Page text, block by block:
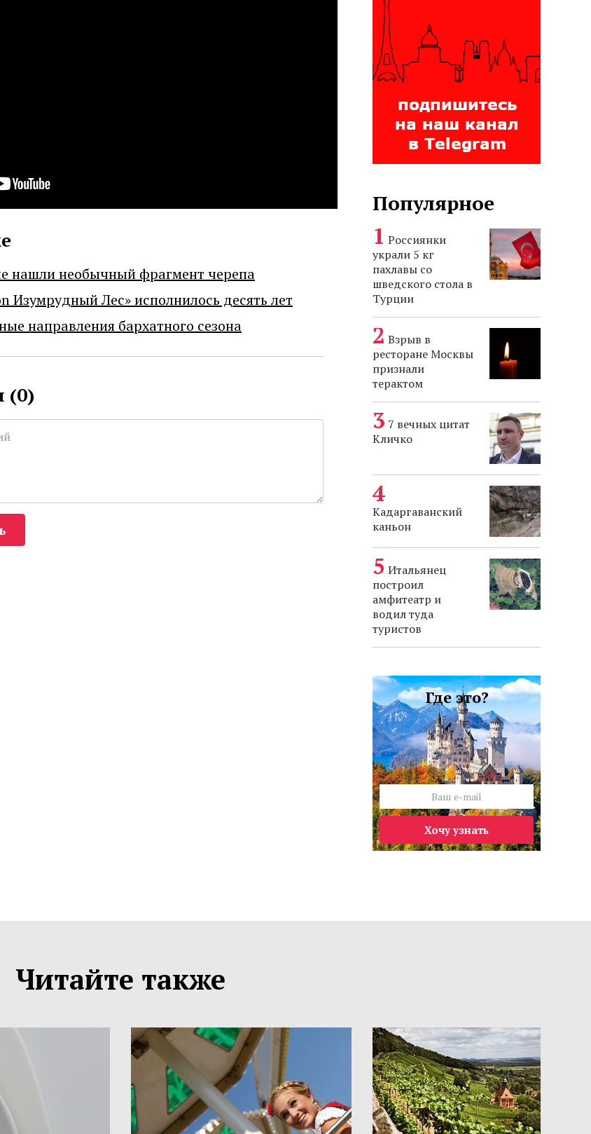
нашли необычный фрагмент черепа
Изумрудный Лес» исполнилось десять лет
направления бархатного сезона
(0)
Популярное
Россиянки
украли 5 кг
пахлавы со
шведского стола в
Турции
Взрыв в
ресторане Москвы
признали
терактом
7 вечных цитат
Кличко
Кадаргаванский
каньон
Итальянец
построил
амфитеатр и
водил туда
туристов
Где это?
Хочу узнать
Читайте также